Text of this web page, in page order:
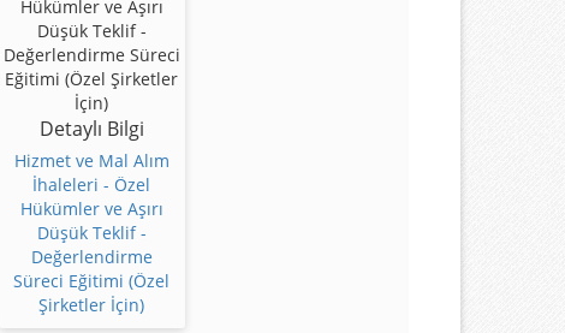
Detaylı Bilgi
Hizmet ve Mal Alım
İhaleleri - Özel
Hükümler ve Aşırı
Düşük Teklif -
Değerlendirme
Süreci Eğitimi (Özel
Şirketler İçin)